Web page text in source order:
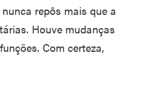
repôs mais que a
Houve mudanças
Com certeza,